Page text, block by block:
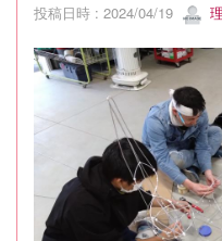
投稿日時 : 2024/04/19